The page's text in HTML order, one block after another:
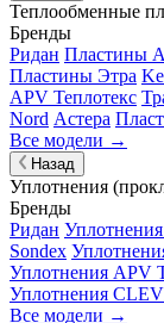
Теплообменные
Бренды
Ридан Пластины
Пластины Этра
APV Теплотекс
Nord Астера
Все модели →
Назад
Уплотнения
Бренды
Ридан
Sondex
Уплотнения APV
Уплотнения
Все модели →